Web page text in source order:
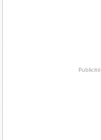
Publicité